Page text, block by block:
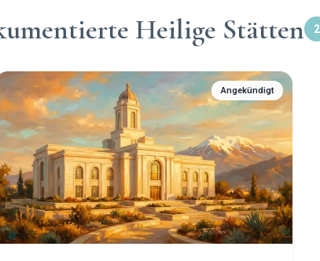
Heilige Stätten 2
Angekündigt